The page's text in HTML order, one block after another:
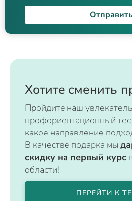
Отправить
Хотите сменить
Пройдите наш
профориентационный
какое направление
В качестве подарка мы
скидку на первый курс
области!
ПЕРЕЙТИ К